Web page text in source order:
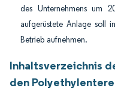
des Unternehmens um
aufgerüstete Anlage soll
Betrieb aufnehmen.
Inhaltsverzeichnis
den